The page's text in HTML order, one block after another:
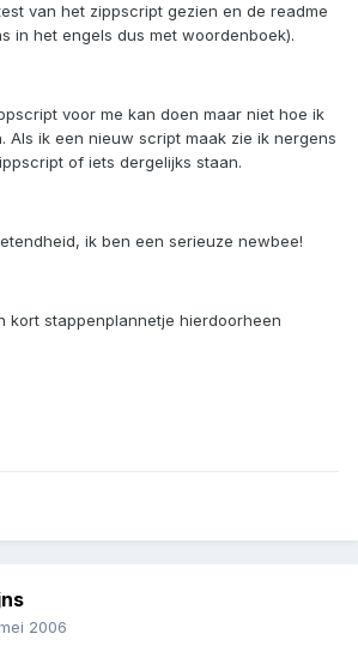
van het zippscript gezien en de readme
in het engels dus met woordenboek).
voor me kan doen maar niet hoe ik
Als ik een nieuw script maak zie ik nergens
of iets dergelijks staan.
ik ben een serieuze newbee!
kort stappenplannetje hierdoorheen
2006